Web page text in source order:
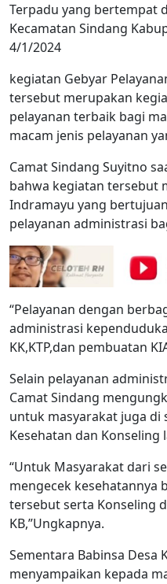
Terpadu yang bertempat
Kecamatan Sindang
4/1/2024
kegiatan Gebyar
tersebut merupakan
pelayanan terbaik bagi
macam jenis pelayanan
Camat Sindang Suyitno
bahwa kegiatan tersebut
Indramayu yang
pelayanan administrasi
“Pelayanan dengan
administrasi
KK,KTP,dan pembuatan
Selain pelayanan
Camat Sindang
untuk masyarakat juga di
Kesehatan dan Konseling
“Untuk Masyarakat dari
mengecek kesehatannya
tersebut serta Konseling
KB,”Ungkapnya.
Sementara Babinsa Desa
menyampaikan kepada